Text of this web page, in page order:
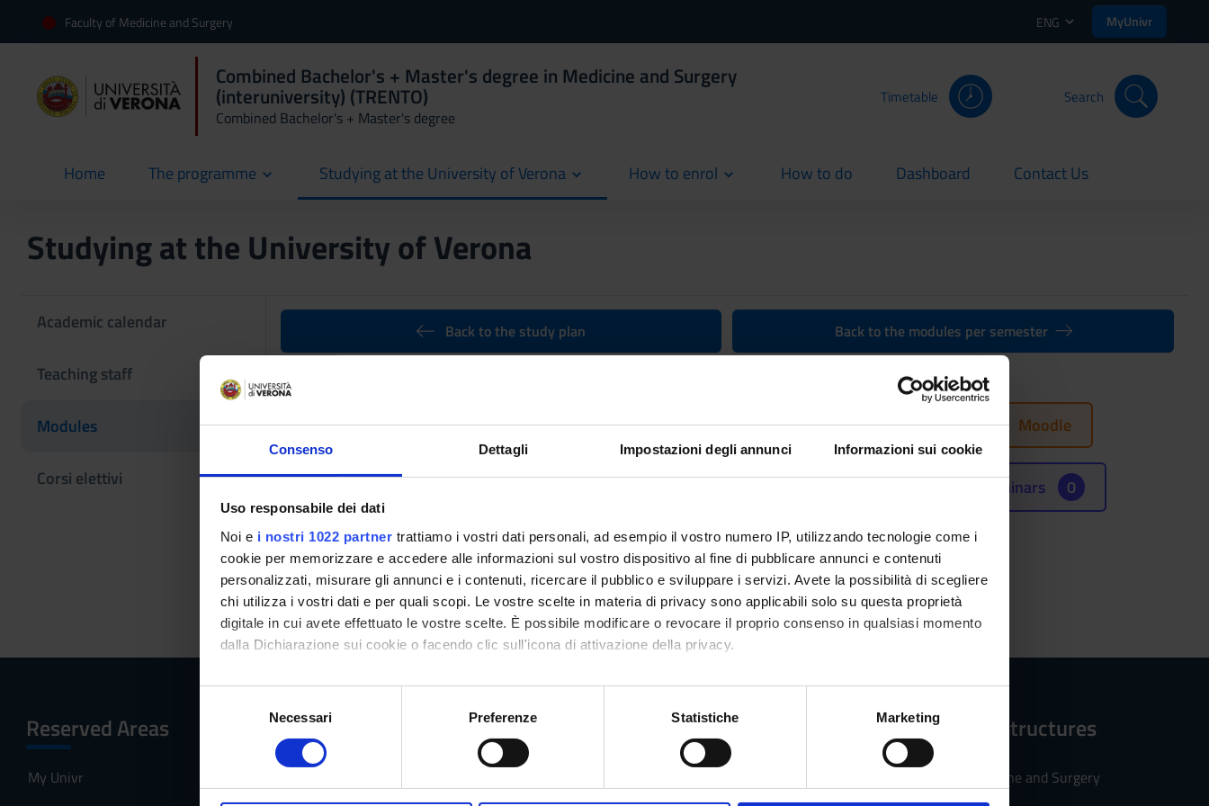
Consenso Dettagli Impostazioni degli annunci Informazioni sui cookie
Uso responsabile dei dati
Noi e i nostri 1022 partner trattiamo i vostri dati personali, ad esempio il vostro numero IP, utilizzando tecnologie come i
cookie per memorizzare e accedere alle informazioni sul vostro dispositivo al fine di pubblicare annunci e contenuti
personalizzati, misurare gli annunci e i contenuti, ricercare il pubblico e sviluppare i servizi. Avete la possibilità di scegliere
chi utilizza i vostri dati e per quali scopi. Le vostre scelte in materia di privacy sono applicabili solo su questa proprietà
digitale in cui avete effettuato le vostre scelte. È possibile modificare o revocare il proprio consenso in qualsiasi momento
dalla Dichiarazione sui cookie o facendo clic sull'icona di attivazione della privacy.
Con il tuo consenso, vorremmo anche:
raccogliere informazioni sulla tua posizione geografica, con un'approssimazione di qualche metro,
digitali).
modificare o ritirare il tuo consenso in qualsiasi momento dalla Dichiarazione sui cookie.
Necessari Preferenze Statistiche Marketing
Faculty of Medicine and Surgery ENG MyUnivr
Combined Bachelor's + Master's degree in Medicine and Surgery
(interuniversity) (TRENTO)
Combined Bachelor's + Master's degree
Timetable Search
Home
current The programme Studying at the University of Verona How to enrol How to do
current Dashboard
current Contact Us
current
Studying at the University of Verona
Academic calendar
Teaching staff
Modules
Corsi elettivi
Back to the study plan Back to the modules per semester
Human anatomy I (2020/2021)
Credits
Language
Scientific Disciplinary Sector (SSD)
BIO/16 - HUMAN ANATOMY
Period
Not yet assigned
Location
TRENTO
Moodle
Seminars 0
Reserved Areas
My Univr
Menu Services and Faq Reference structures
Faculty of Medicine and Surgery